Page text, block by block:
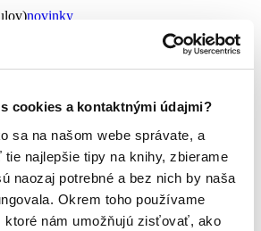
cookies a kontaktnými údajmi?
sa na našom webe správate, a
najlepšie tipy na knihy, zbierame
naozaj potrebné a bez nich by naša
Okrem toho používame
ktoré nám umožňujú zisťovať, ako
novinky
(0 titulov)
predpredaj
vypredaných) (0 titulov)dostupná (bez
nová
čítaná